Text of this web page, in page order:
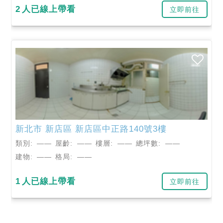
2 人已線上帶看 立即前往
新北市 新店區 新店區中正路140號3樓
類別: —— 屋齡: —— 樓層: —— 總坪數:
——
建物:
—— 格局: ——
1 人已線上帶看 立即前往